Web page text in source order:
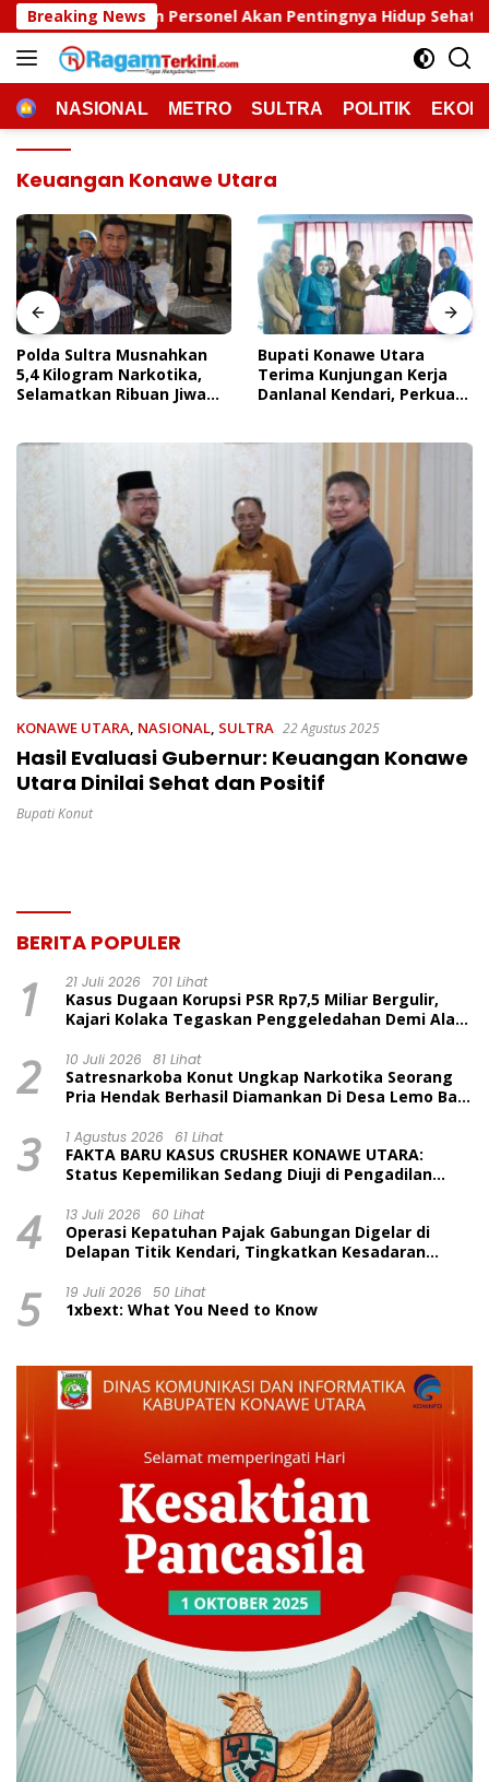
Langsung
ke
konten
Breaking News
Personel Akan Pentingnya Hidup Sehat Polda
HOMENASIONAL METRO SULTRA POLITIK
Keuangan Konawe Utara
Polda Sultra Musnahkan
5,4 Kilogram Narkotika,
Selamatkan Ribuan Jiwa
Bupati Konawe Utara
Terima Kunjungan Kerja
Danlanal Kendari, Perkuat
KONAWE UTARA, NASIONAL, SULTRA 22 Agustus 2025
Hasil Evaluasi Gubernur: Keuangan Konawe
Utara Dinilai Sehat dan Positif
Bupati Konut
BERITA POPULER
1 21 Juli 2026 701 Lihat
Kasus Dugaan Korupsi PSR Rp7,5 Miliar Bergulir,
Kajari Kolaka Tegaskan Penggeledahan Demi Alat
2 10 Juli 2026 81 Lihat
Satresnarkoba Konut Ungkap Narkotika Seorang
Pria Hendak Berhasil Diamankan Di Desa Lemo Bajo
3 1 Agustus 2026 61 Lihat
FAKTA BARU KASUS CRUSHER KONAWE UTARA:
Status Kepemilikan Sedang Diuji di Pengadilan
Dinilai Prematur
4 13 Juli 2026 60 Lihat
Operasi Kepatuhan Pajak Gabungan Digelar di
Delapan Titik Kendari, Tingkatkan Kesadaran
5 19 Juli 2026 50 Lihat
1xbext: What You Need to Know